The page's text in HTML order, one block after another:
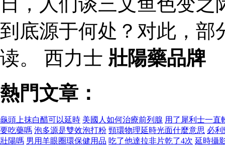
到底源于何处？对此，部
读。 西力士 壯陽藥品牌
熱門文章：
龜頭上抹白醋可以延時 美國人如何治療前列腺 用了犀利士一直
要吃藥嗎 泡多源是雙效泡打粉 頸環物理延時光面什麼意思 必利
壯陽嗎 男用羊眼圈環保健用品 吃了他達拉非片乾了4次 延時攝